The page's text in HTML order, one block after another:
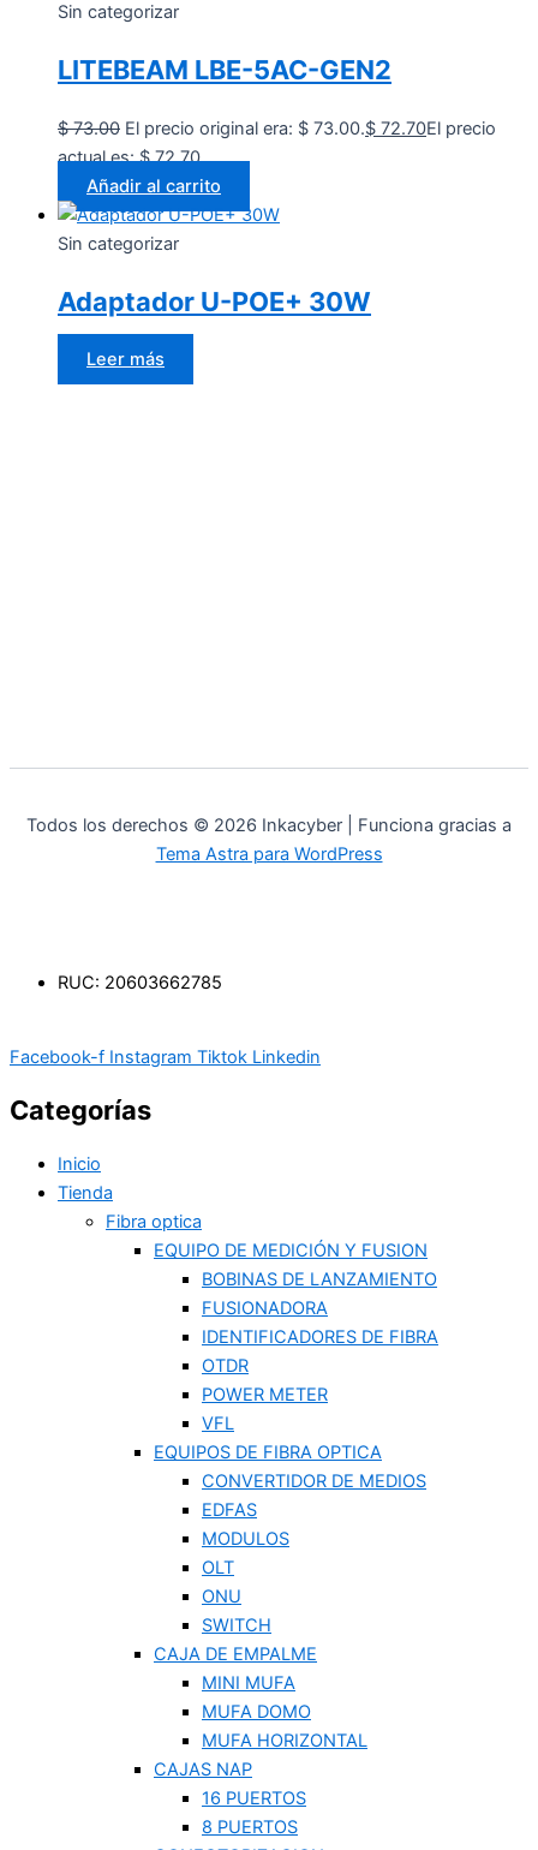
Sin categorizar
LITEBEAM LBE-5AC-GEN2
$73.00 El precio original era: $ 73.00.$ 72.70El precio
actual es: $ 72.70.
Añadir al carrito
Sin categorizar
Adaptador U-POE+ 30W
Leer más
Todos los derechos © 2026 Inkacyber | Funciona gracias a
Tema Astra para WordPress
RUC: 20603662785
Facebook-f Instagram Tiktok Linkedin
Categorías
Inicio
Tienda
Fibra optica
EQUIPO DE MEDICIÓN Y FUSION
BOBINAS DE LANZAMIENTO
FUSIONADORA
IDENTIFICADORES DE FIBRA
OTDR
POWER METER
VFL
EQUIPOS DE FIBRA OPTICA
CONVERTIDOR DE MEDIOS
EDFAS
MODULOS
OLT
ONU
SWITCH
CAJA DE EMPALME
MINI MUFA
MUFA DOMO
MUFA HORIZONTAL
CAJAS NAP
16 PUERTOS
8 PUERTOS